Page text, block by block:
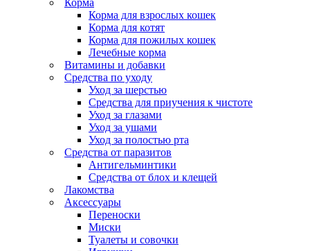
Корма
Корма для взрослых кошек
Корма для котят
Корма для пожилых кошек
Лечебные корма
Витамины и добавки
Средства по уходу
Уход за шерстью
Средства для приучения к чистоте
Уход за глазами
Уход за ушами
Уход за полостью рта
Средства от паразитов
Антигельминтики
Средства от блох и клещей
Лакомства
Аксессуары
Переноски
Миски
Туалеты и совочки